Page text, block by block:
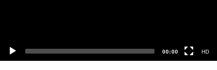
00:00 HD